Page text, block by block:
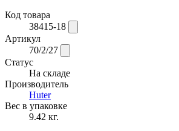
Код товара
38415-18
Артикул
70/2/27
Статус
На складе
Производитель
Huter
Вес в упаковке
9.42 кг.